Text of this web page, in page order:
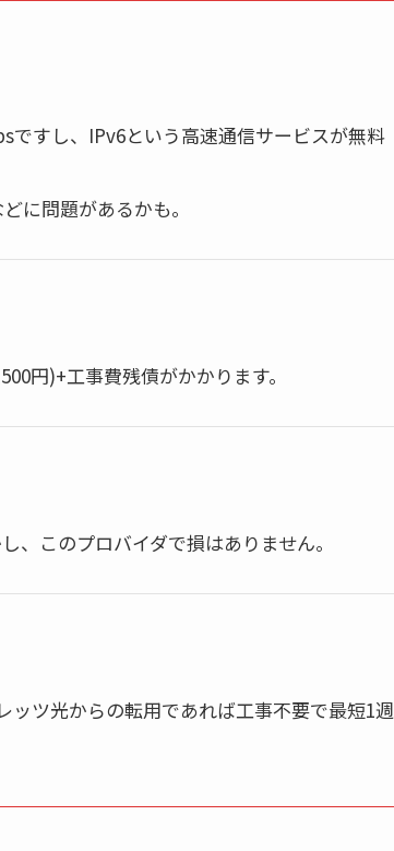
ですし、IPv6という高速通信サービスが無料
に問題があるかも。
円)+工事費残債がかかります。
、このプロバイダで損はありません。
ッツ光からの転用であれば工事不要で最短1週